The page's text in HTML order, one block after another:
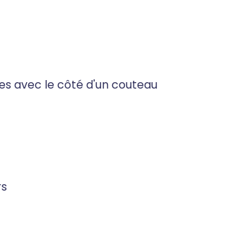
avec le côté d'un couteau